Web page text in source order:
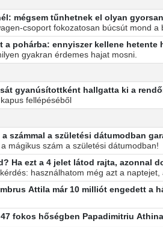
mégsem tűnhetnek el olyan
csoport fokozatosan búcsút mond a
pohárba: ennyiszer kellene hetente
gyakran érdemes hajat mosni.
gyanúsítottként hallgatta ki a
fellépéséből
számmal a születési dátumodban
mágikus szám a születési dátumodban!
Ha ezt a 4 jelet látod rajta, azonnal
használhatom még azt a naptejet,
Attila már 10 milliót engedett a
fokos hőségben Papadimitriu Athina